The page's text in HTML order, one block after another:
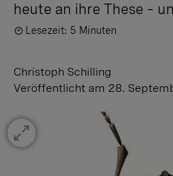
heute an ihre These –
Lesezeit: 5 Minuten
Christoph Schilling
Veröffentlicht am 28.